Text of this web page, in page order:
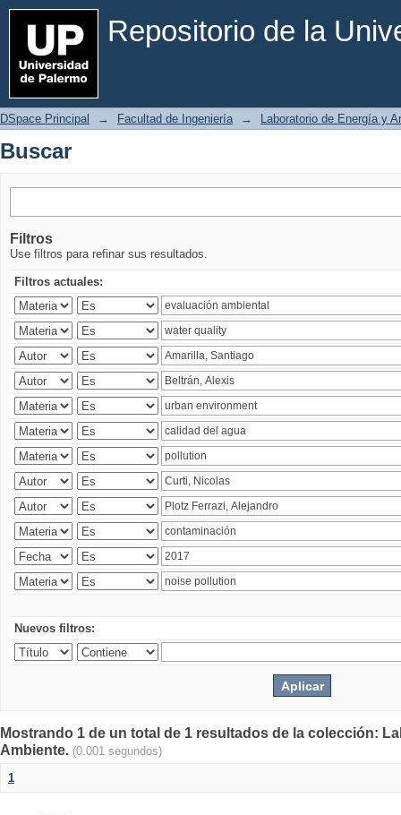
Repositorio de la
Buscar
DSpace Principal → Facultad de Ingeniería → Laboratorio de Energía y
Buscar
Filtros
Use filtros para refinar sus resultados.
Filtros actuales:
Nuevos filtros:
Mostrando 1 de un total de 1 resultados de la colección:
Ambiente. (0.001 segundos)
1